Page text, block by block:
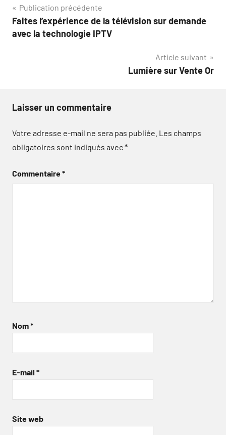
Navigation
de
Publication précédente
Faites l’expérience de la télévision sur demande
avec la technologie IPTV
Article suivant
Lumière sur Vente Or
Laisser un commentaire
Votre adresse e-mail ne sera pas publiée. Les champs
obligatoires sont indiqués avec*
Commentaire*
Nom*
E-mail *
Site web